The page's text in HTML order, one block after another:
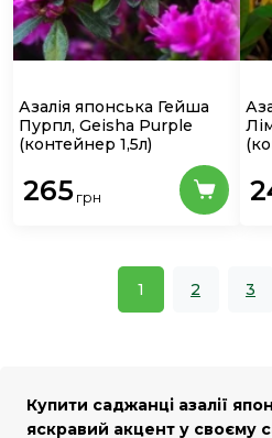
Азалія японська Гейша
Пурпл, Geisha Purple
(контейнер 1,5л)
265 грн
1 2 3
Купити саджанці азалії
яскравий акцент у своєму